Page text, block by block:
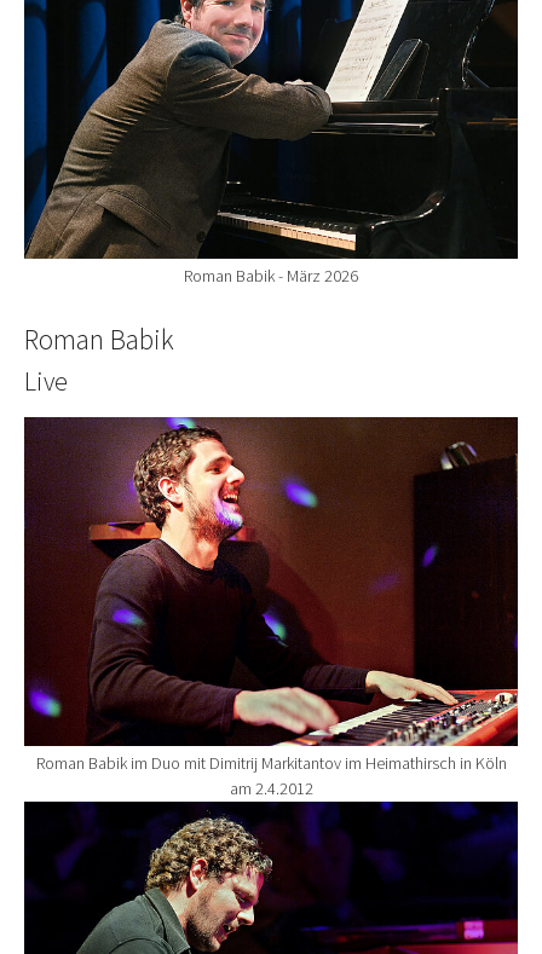
Roman Babik - März 2026
Roman Babik
Live
Show larger version for:
Roman Babik im Duo mit Dimitrij Markitantov im Heimathirsch in Köln
am 2.4.2012
Show larger version for: